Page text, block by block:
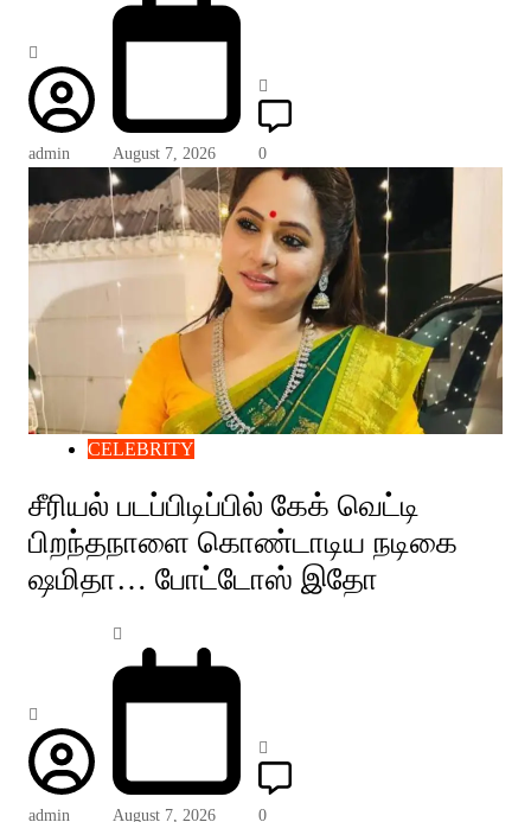
admin August 7, 2026 0
CELEBRITY
சீரியல் படப்பிடிப்பில் கேக் வெட்டி
பிறந்தநாளை கொண்டாடிய நடிகை
ஷமிதா… போட்டோஸ் இதோ
admin August 7, 2026 0